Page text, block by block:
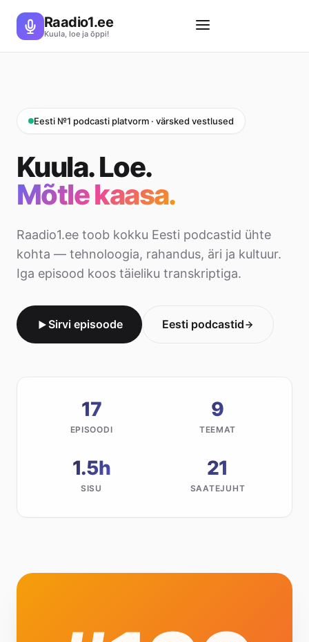
Raadio1.ee
Kuula, loe ja õppi!
Eesti №1 podcasti platvorm · värsked vestlused
Kuula. Loe.
Mõtle kaasa.
Raadio1.ee toob kokku Eesti podcastid ühte
kohta — tehnoloogia, rahandus, äri ja kultuur.
Iga episood koos täieliku transkriptiga.
Sirvi episoode Eesti podcastid
17
EPISOODI
9
TEEMAT
1.5h
SISU
21
SAATEJUHT